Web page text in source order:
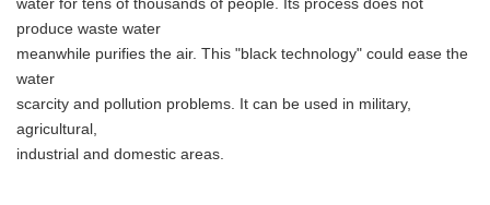
water for tens of thousands of people. Its process does not
produce waste water
meanwhile purifies the air. This "black technology" could ease the
water
scarcity and pollution problems. It can be used in military,
agricultural,
industrial and domestic areas.